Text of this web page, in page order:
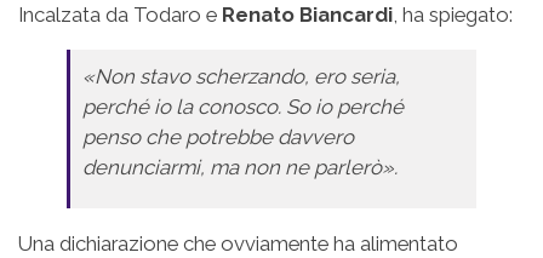
Incalzata da Todaro e Renato Biancardi , ha spiegato:
«Non stavo scherzando, ero seria,
perché io la conosco. So io perché
penso che potrebbe davvero
denunciarmi, ma non ne parlerò».
Una dichiarazione che ovviamente ha alimentato